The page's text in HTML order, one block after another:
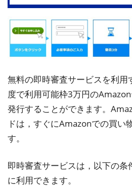
無料の即時審査サービスを利用
度で利用可能枠3万円の
発行することができます。
ドは，すぐにAmazonでの買い
す。
即時審査サービスは，以下の条
に利用できます。